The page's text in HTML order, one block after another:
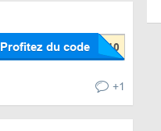
Profitez du code
+1